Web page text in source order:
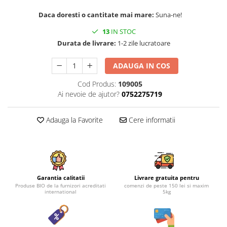
Daca doresti o cantitate mai mare: Suna-ne!
13IN STOC
Durata de livrare: 1-2 zile lucratoare
ADAUGA IN COS
Cod Produs: 109005
Ai nevoie de ajutor? 0752275719
Adauga la Favorite Cere informatii
Garantia calitatii
Produse BIO de la furnizori acreditati
international
Livrare gratuita pentru
comenzi de peste 150 lei si maxim
5kg